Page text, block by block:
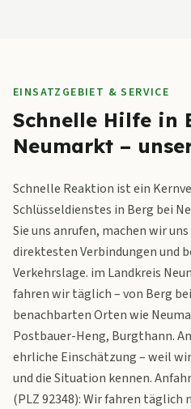
EINSATZGEBIET & SERVICE
Schnelle Hilfe in
Neumarkt –
Schnelle Reaktion ist ein
Schlüsseldienstes in Berg bei
Sie uns anrufen, machen wir
direktesten Verbindungen und
Verkehrslage. im Landkreis
fahren wir täglich – von Berg
benachbarten Orten wie
Postbauer-Heng, Burgthann.
ehrliche Einschätzung – weil
und die Situation kennen.
(PLZ 92348): Wir fahren täglich